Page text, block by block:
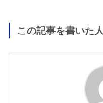
この記事を書いた人